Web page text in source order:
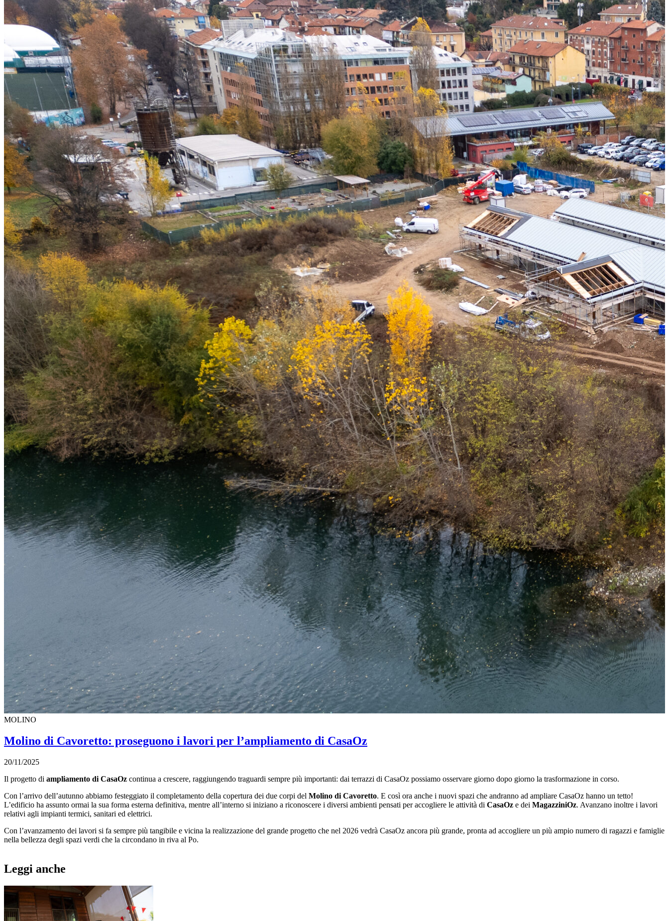
MOLINO
Molino di Cavoretto: proseguono i lavori per l’ampliamento di CasaOz
20/11/2025
Il progetto di ampliamento di CasaOz continua a crescere, raggiungendo traguardi sempre più importanti: dai terrazzi di CasaOz possiamo osservare giorno dopo giorno la trasformazione in corso.
Con l’arrivo dell’autunno abbiamo festeggiato il completamento della copertura dei due corpi del Molino di Cavoretto. E così ora anche i nuovi spazi che andranno ad ampliare CasaOz hanno un tetto!
L’edificio ha assunto ormai la sua forma esterna definitiva, mentre all’interno si iniziano a riconoscere i diversi ambienti pensati per accogliere le attività di CasaOz e dei MagazziniOz. Avanzano inoltre i lavori
relativi agli impianti termici, sanitari ed elettrici.
Con l’avanzamento dei lavori si fa sempre più tangibile e vicina la realizzazione del grande progetto che nel 2026 vedrà CasaOz ancora più grande, pronta ad accogliere un più ampio numero di ragazzi e famiglie
nella bellezza degli spazi verdi che la circondano in riva al Po.
Leggi anche